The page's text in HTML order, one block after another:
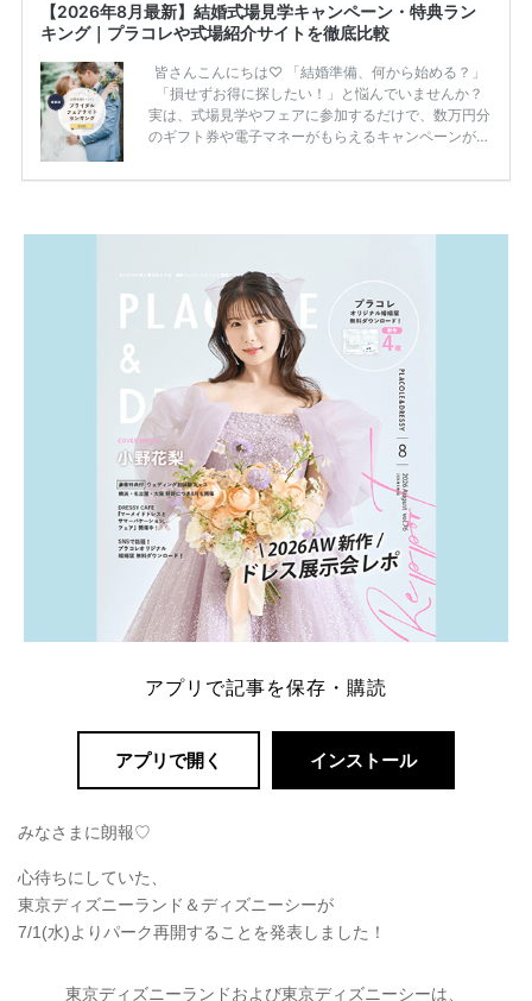
【2026年8月最新】結婚式場見学キャンペーン・特典ラン
キング｜プラコレや式場紹介サイトを徹底比較
皆さんこんにちは♡ 「結婚準備、何から始める？」
「損せずお得に探したい！」と悩んでいませんか？
実は、式場見学やフェアに参加するだけで、数万円分
のギフト券や電子マネーがもらえるキャンペーンがあ
ため、比較せずに選ぶと損をしてしまうことも……。
一番お得？」「プラコレの特典は？」といった疑問も
解決します。 まずは診断で候補を絞れる「ウェディ
ング診断」か、体験型 […]続きを読む
アプリで記事を保存・購読
アプリで開く インストール
みなさまに朗報♡
心待ちにしていた、
東京ディズニーランド＆ディズニーシーが
7/1(水)よりパーク再開することを発表しました！
東京ディズニーランドおよび東京ディズニーシーは、